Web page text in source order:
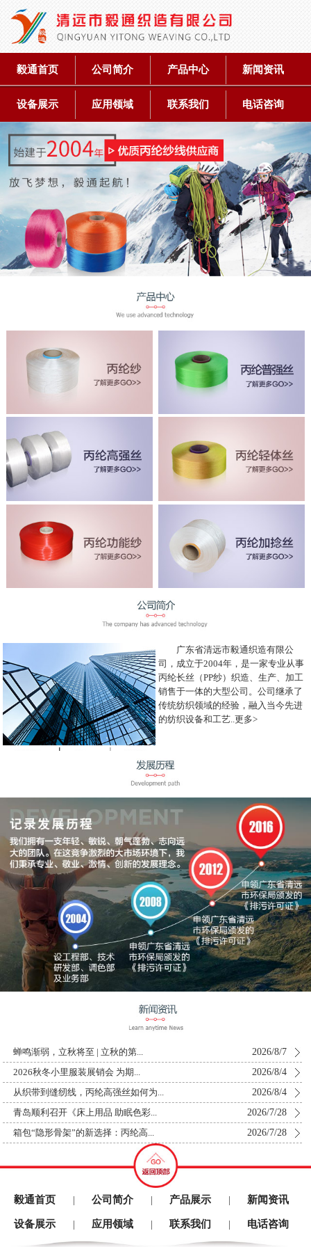
毅通首页 公司简介 产品中心 新闻资讯
设备展示 应用领域 联系我们 电话咨询
广东省清远市毅通织造有限公
司，成立于2004年，是一家专业从事
丙纶长丝（PP纱）织造、生产、加工
销售于一体的大型公司。公司继承了
传统纺织领域的经验，融入当今先进
的纺织设备和工艺..更多>
蝉鸣渐弱，立秋将至 | 立秋的第... 2026/8/7
2026秋冬小里服装展销会 为期... 2026/8/4
从织带到缝纫线，丙纶高强丝如何为... 2026/8/4
青岛顺利召开《床上用品 助眠色彩... 2026/7/28
箱包“隐形骨架”的新选择：丙纶高... 2026/7/28
毅通首页 公司简介 产品展示 新闻资讯
设备展示 应用领域 联系我们 电话咨询